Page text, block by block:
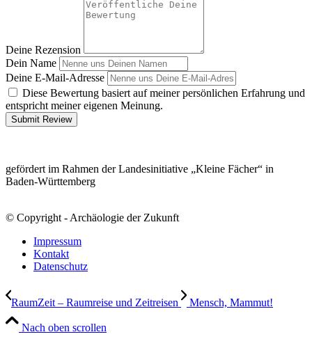
Deine Rezension
Dein Name
Deine E-Mail-Adresse
Diese Bewertung basiert auf meiner persönlichen Erfahrung und
entspricht meiner eigenen Meinung.
Submit Review
gefördert im Rahmen der Landesinitiative „Kleine Fächer“ in
Baden-Württemberg
© Copyright - Archäologie der Zukunft
Impressum
Kontakt
Datenschutz
RaumZeit – Raumreise und Zeitreisen Mensch, Mammut!
Nach oben scrollen